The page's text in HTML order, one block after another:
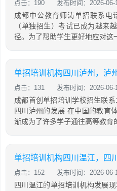
点击：190 发布时间：2026-06-
成都中公教育师涛单招联系电
（单独招生）考试已成为越来
径。为了帮助学生更好地应对这
单招培训机构四川泸州，泸
点击：131 发布时间：2026-06-
成都首创单招培训学校招生联
四川泸州的发展 在中国的教育
渐成为了许多学子通往高等教育
单招培训机构四川温江，四
点击：152 发布时间：2026-06-
四川温江的单招培训机构发展